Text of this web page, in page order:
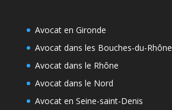
Avocat en Gironde
Avocat dans les Bouches-du-Rhône
Avocat dans le Rhône
Avocat dans le Nord
Avocat en Seine-saint-Denis